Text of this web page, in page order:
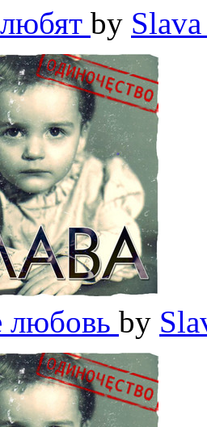
by
любовь by